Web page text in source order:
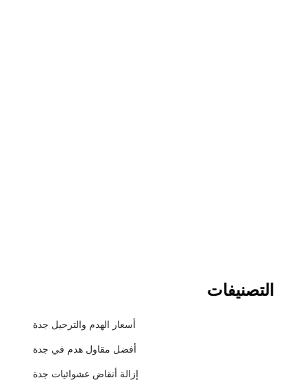
التصنيفات
أسعار الهدم والترحيل جدة
أفضل مقاول هدم في جدة
إزالة أنقاض عشوائيات جدة